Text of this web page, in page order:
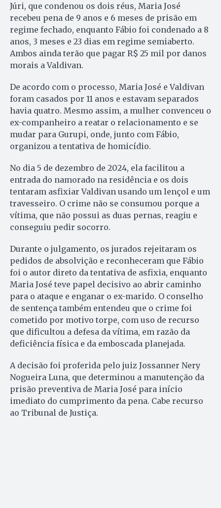
Júri, que condenou os dois réus, Maria José
recebeu pena de 9 anos e 6 meses de prisão em
regime fechado, enquanto Fábio foi condenado a 8
anos, 3 meses e 23 dias em regime semiaberto.
Ambos ainda terão que pagar R$ 25 mil por danos
morais a Valdivan.
De acordo com o processo, Maria José e Valdivan
foram casados por 11 anos e estavam separados
havia quatro. Mesmo assim, a mulher convenceu o
ex-companheiro a reatar o relacionamento e se
mudar para Gurupi, onde, junto com Fábio,
organizou a tentativa de homicídio.
No dia 5 de dezembro de 2024, ela facilitou a
entrada do namorado na residência e os dois
tentaram asfixiar Valdivan usando um lençol e um
travesseiro. O crime não se consumou porque a
vítima, que não possui as duas pernas, reagiu e
conseguiu pedir socorro.
Durante o julgamento, os jurados rejeitaram os
pedidos de absolvição e reconheceram que Fábio
foi o autor direto da tentativa de asfixia, enquanto
Maria José teve papel decisivo ao abrir caminho
para o ataque e enganar o ex-marido. O conselho
de sentença também entendeu que o crime foi
cometido por motivo torpe, com uso de recurso
que dificultou a defesa da vítima, em razão da
deficiência física e da emboscada planejada.
A decisão foi proferida pelo juiz Jossanner Nery
Nogueira Luna, que determinou a manutenção da
prisão preventiva de Maria José para início
imediato do cumprimento da pena. Cabe recurso
ao Tribunal de Justiça.